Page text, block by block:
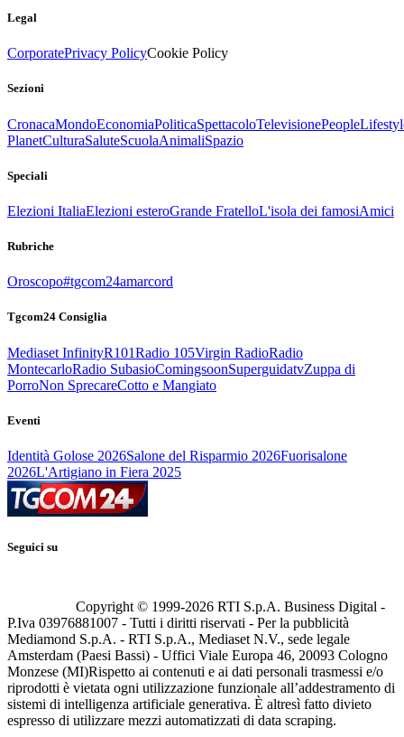
Legal
CorporatePrivacy PolicyCookie Policy
Sezioni
CronacaMondoEconomiaPoliticaSpettacoloTelevisionePeople
PlanetCulturaSaluteScuolaAnimaliSpazio
Speciali
Elezioni ItaliaElezioni esteroGrande FratelloL'isola dei famosiAmici
Rubriche
Oroscopo#tgcom24amarcord
Tgcom24 Consiglia
Mediaset InfinityR101Radio 105Virgin RadioRadio
MontecarloRadio SubasioComingsoonSuperguidatvZuppa di
PorroNon SprecareCotto e Mangiato
Eventi
Identità Golose 2026Salone del Risparmio 2026Fuorisalone
2026L'Artigiano in Fiera 2025
Seguici su
Copyright © 1999-2026 RTI S.p.A. Business Digital -
P.Iva 03976881007 - Tutti i diritti riservati - Per la pubblicità
Mediamond S.p.A. - RTI S.p.A., Mediaset N.V., sede legale
Amsterdam (Paesi Bassi) - Uffici Viale Europa 46, 20093 Cologno
Monzese (MI)Rispetto ai contenuti e ai dati personali trasmessi e/o
riprodotti è vietata ogni utilizzazione funzionale all’addestramento di
sistemi di intelligenza artificiale generativa. È altresì fatto divieto
espresso di utilizzare mezzi automatizzati di data scraping.